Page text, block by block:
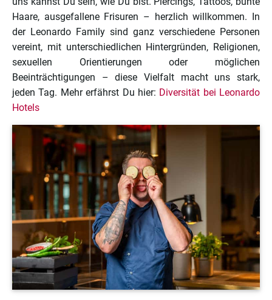
Haare, ausgefallene Frisuren – herzlich willkommen. In
der Leonardo Family sind ganz verschiedene Personen
vereint, mit unterschiedlichen Hintergründen, Religionen,
sexuellen Orientierungen oder möglichen
Beeinträchtigungen – diese Vielfalt macht uns stark,
jeden Tag. Mehr erfährst Du hier: Diversität bei Leonardo
Hotels